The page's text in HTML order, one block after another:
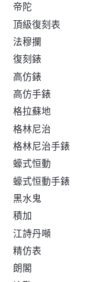
帝陀
頂級復刻表
法穆攔
復刻錶
高仿錶
高仿手錶
格拉蘇地
格林尼治
格林尼治手錶
蠔式恒動
蠔式恒動手錶
黑水鬼
積加
江詩丹噸
精仿表
朗閣